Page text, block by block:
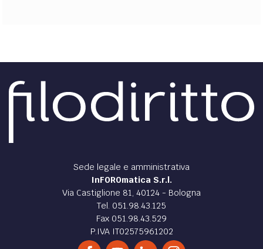
Sede legale e amministrativa
InFOROmatica S.r.l.
Via Castiglione 81, 40124 - Bologna
Tel. 051.98.43.125
Fax 051.98.43.529
P.IVA IT02575961202